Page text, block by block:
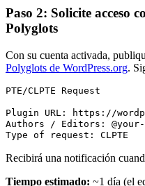
Paso 2: Solicite acceso
Polyglots
Con su cuenta activada,
Polyglots de WordPress.org.
PTE/CLPTE Request
Plugin URL: https://
Authors / Editors: @your-
Recibirá una notificación
Tiempo estimado: ~1 día (el